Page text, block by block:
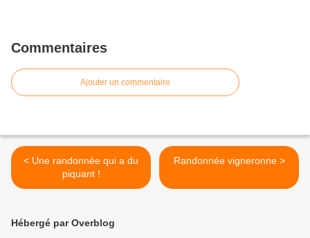
Commentaires
Ajouter un commentaire
< Une randonnée qui a du
piquant !
Randonnée vigneronne >
Hébergé par Overblog